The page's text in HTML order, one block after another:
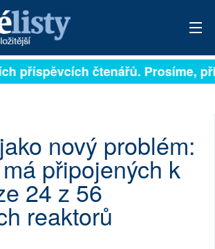
DNÍ
příspěvcích čtenářů. Prosíme,
nový problém:
připojených k
24 z 56
reaktorů